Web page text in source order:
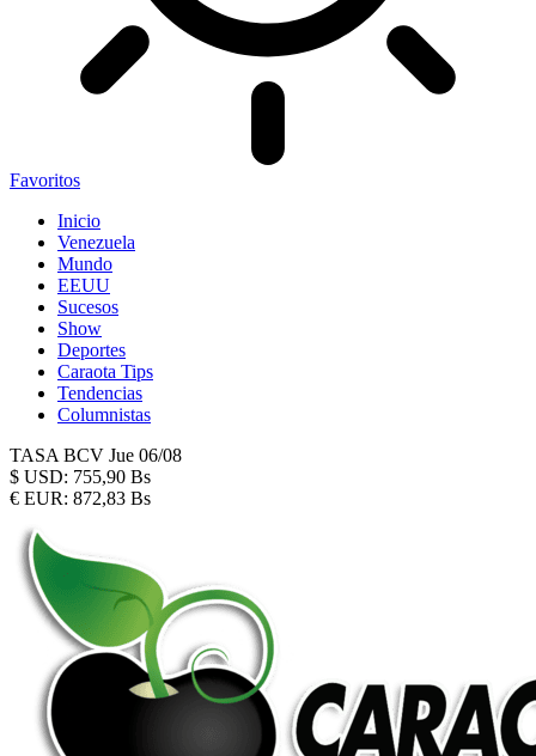
Favoritos
Inicio
Venezuela
Mundo
EEUU
Sucesos
Show
Deportes
Caraota Tips
Tendencias
Columnistas
TASA BCV Jue 06/08
$ USD: 755,90 Bs
€ EUR: 872,83 Bs